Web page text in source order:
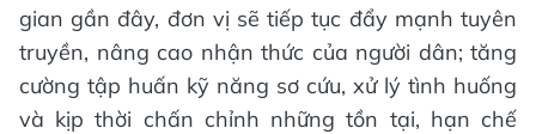
gian gần đây, đơn vị sẽ tiếp tục đẩy mạnh tuyên
truyền, nâng cao nhận thức của người dân; tăng
cường tập huấn kỹ năng sơ cứu, xử lý tình huống
và kịp thời chấn chỉnh những tồn tại, hạn chế